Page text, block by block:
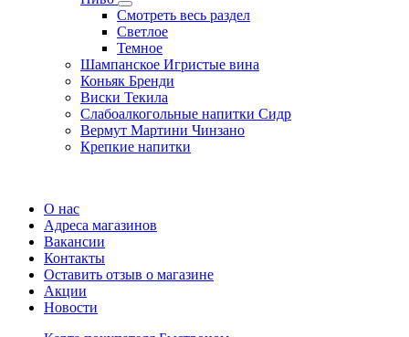
Смотреть весь раздел
Cветлое
Темное
Шампанское Игристые вина
Коньяк Бренди
Виски Текила
Слабоалкогольные напитки Сидр
Вермут Мартини Чинзано
Крепкие напитки
О нас
Адреса магазинов
Вакансии
Контакты
Оставить отзыв о магазине
Акции
Новости